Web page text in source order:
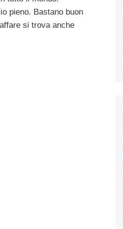
pieno. Bastano buon
si trova anche